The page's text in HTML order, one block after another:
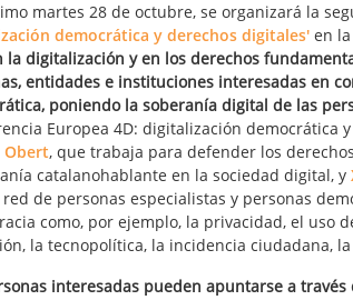
martes 28 de octubre, se organizará la
democrática y derechos digitales' en
la digitalización y en los derechos
entidades e instituciones interesadas en
poniendo la soberanía digital de las
Europea 4D: digitalización
Obert, que trabaja para defender los
catalanohablante en la sociedad digital, y
de personas especialistas y personas
como, por ejemplo, la privacidad, el uso
la tecnopolítica, la incidencia ciudadana,
interesadas pueden apuntarse a través